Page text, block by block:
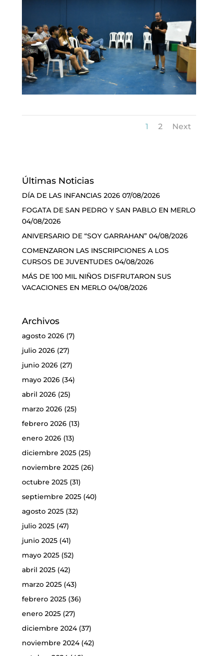
1 2 Next
Últimas Noticias
DÍA DE LAS INFANCIAS 2026 07/08/2026
FOGATA DE SAN PEDRO Y SAN PABLO EN MERLO
04/08/2026
ANIVERSARIO DE “SOY GARRAHAN” 04/08/2026
COMENZARON LAS INSCRIPCIONES A LOS
CURSOS DE JUVENTUDES 04/08/2026
MÁS DE 100 MIL NIÑOS DISFRUTARON SUS
VACACIONES EN MERLO 04/08/2026
Archivos
agosto 2026(7)
julio 2026(27)
junio 2026(27)
mayo 2026(34)
abril 2026(25)
marzo 2026(25)
febrero 2026(13)
enero 2026(13)
diciembre 2025(25)
noviembre 2025(26)
octubre 2025(31)
septiembre 2025(40)
agosto 2025(32)
julio 2025(47)
junio 2025(41)
mayo 2025(52)
abril 2025(42)
marzo 2025(43)
febrero 2025(36)
enero 2025(27)
diciembre 2024(37)
noviembre 2024(42)